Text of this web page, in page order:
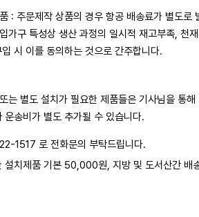
: 주문제작 상품의 경우 항공 배송료가 별도로
가구 특성상 생산 과정의 일시적 재고부족, 천
시 이를 동의하는 것으로 간주합니다.
는 별도 설치가 필요한 제품들은 기사님을 통
운송비가 별도 추가될 수 있습니다.
1517 로 전화문의 부탁드립니다.
설치제품 기본 50,000원, 지방 및 도서산간 배